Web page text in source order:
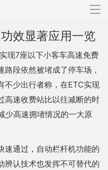
导
效显著应用一览
现7座以下小客车高速免费
段依然被堵成了停车场，
不少出行者称，在ETC实现
高速收费站比以往减断的时
少高速拥堵情况的一大原
速通过，自动栏杆机功能的
辨认技术也发挥不可替代的